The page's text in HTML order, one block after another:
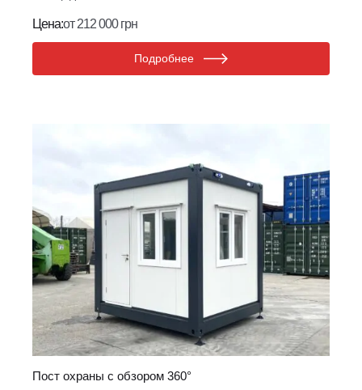
Цена:от 212 000 грн
Подробнее
Пост охраны с обзором 360°